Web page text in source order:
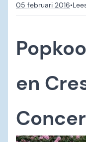
05 februari 2016•
en